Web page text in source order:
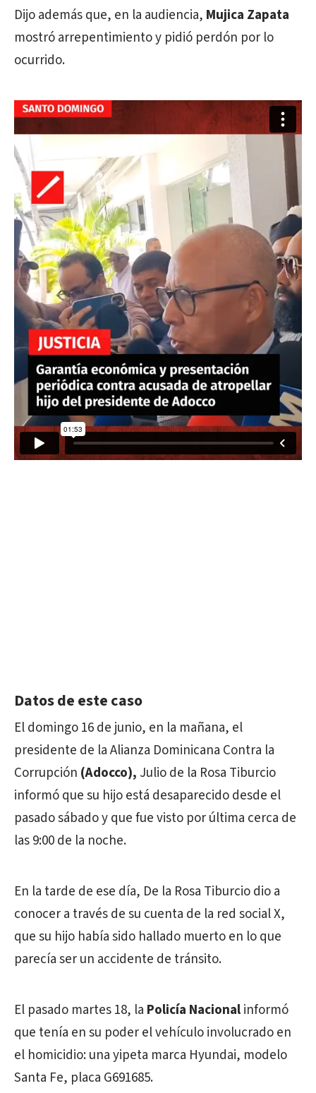
Dijo además que, en la audiencia, Mujica Zapata
mostró arrepentimiento y pidió perdón por lo
ocurrido.
Datos de este caso
El domingo 16 de junio, en la mañana, el
presidente de la Alianza Dominicana Contra la
Corrupción (Adocco), Julio de la Rosa Tiburcio
informó que su hijo está desaparecido desde el
pasado sábado y que fue visto por última cerca de
las 9:00 de la noche.
En la tarde de ese día, De la Rosa Tiburcio dio a
conocer a través de su cuenta de la red social X,
que su hijo había sido hallado muerto en lo que
parecía ser un accidente de tránsito.
El pasado martes 18, la Policía Nacionalinformó
que tenía en su poder el vehículo involucrado en
el homicidio: una yipeta marca Hyundai, modelo
Santa Fe, placa G691685.